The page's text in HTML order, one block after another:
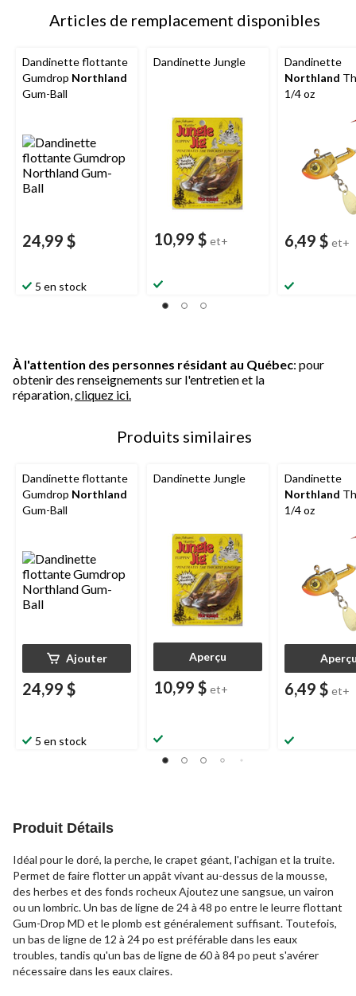
Articles de remplacement disponibles
Dandinette flottante
Gumdrop Northland
Gum-Ball
24,99 $
5 en stock
Dandinette Jungle
10,99 $ et+
Dandinette
Northland
1/4 oz
6,49 $ et+
À l'attention des personnes résidant au Québec: pour
obtenir des renseignements sur l'entretien et la
réparation,cliquez ici.
Produits similaires
Dandinette flottante
Gumdrop Northland
Gum-Ball
Ajouter
24,99 $
5 en stock
Dandinette Jungle
Aperçu
10,99 $ et+
Dandinette
Northland
1/4 oz
6,49 $ et+
Produit Détails
Idéal pour le doré, la perche, le crapet géant, l'achigan et la truite.
Permet de faire flotter un appât vivant au-dessus de la mousse,
des herbes et des fonds rocheux Ajoutez une sangsue, un vairon
ou un lombric. Un bas de ligne de 24 à 48 po entre le leurre flottant
Gum-Drop MD et le plomb est généralement suffisant. Toutefois,
un bas de ligne de 12 à 24 po est préférable dans les eaux
troubles, tandis qu'un bas de ligne de 60 à 84 po peut s'avérer
nécessaire dans les eaux claires.